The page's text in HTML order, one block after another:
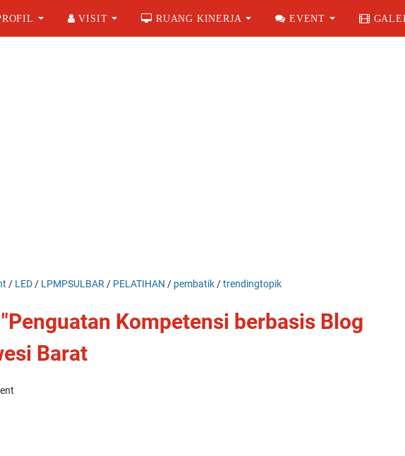
VISIT RUANG KINERJA EVENT
/ LED / LPMPSULBAR / PELATIHAN / pembatik /trendingtopik
Kompetensi berbasis Blog
Barat